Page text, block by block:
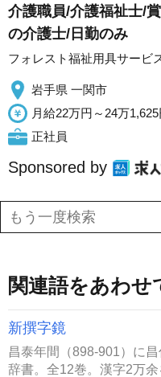
介護職員/介護福祉士/
の介護士/日勤のみ
フォレスト福祉用具サービ
岩手県 一関市
月給22万円～24万1,625
正社員
Sponsored by
関連語をあわせ
新撰字鏡
昌泰年間（898-901）に
辞書。全12巻。漢字2万